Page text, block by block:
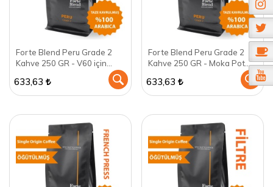
Forte Blend Peru Grade 2
Kahve 250 GR - V60 için
633,63
Forte Blend Peru Grade 2
Kahve 250 GR - Moka Pot
633,63